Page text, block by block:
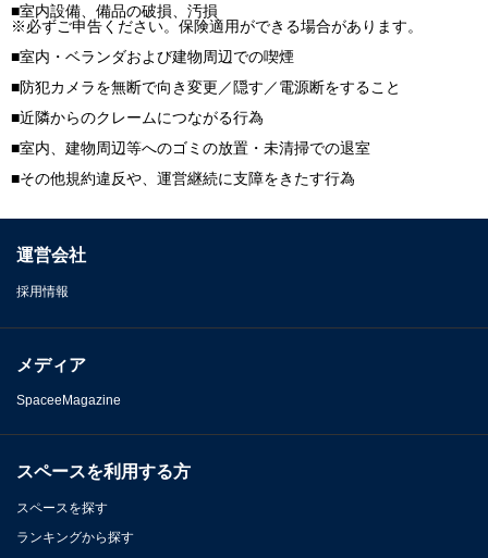
■室内設備、備品の破損、汚損
※必ずご申告ください。保険適用ができる場合があります。
■室内・ベランダおよび建物周辺での喫煙
■防犯カメラを無断で向き変更／隠す／電源断をすること
■近隣からのクレームにつながる行為
■室内、建物周辺等へのゴミの放置・未清掃での退室
■その他規約違反や、運営継続に支障をきたす行為
運営会社
採用情報
メディア
SpaceeMagazine
スペースを利用する方
スペースを探す
ランキングから探す